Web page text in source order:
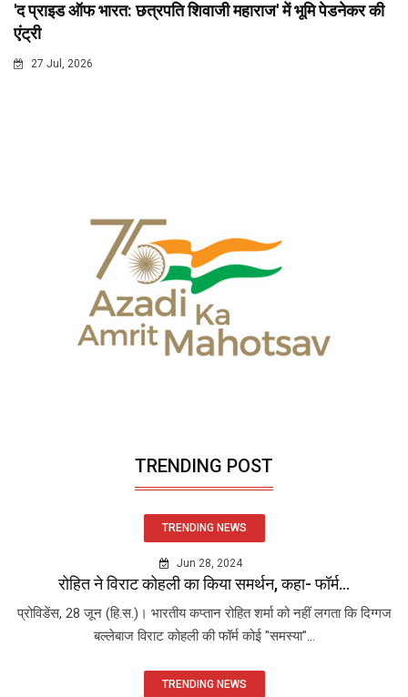
'द प्राइड ऑफ भारत: छत्रपति शिवाजी महाराज' में भूमि पेडनेकर की
एंट्री
27 Jul, 2026
TRENDING POST
TRENDING NEWS
Jun 28, 2024
रोहित ने विराट कोहली का किया समर्थन, कहा- फॉर्म...
प्रोविडेंस, 28 जून (हि.स.)। भारतीय कप्तान रोहित शर्मा को नहीं लगता कि दिग्गज
बल्लेबाज विराट कोहली की फॉर्म कोई "समस्या"...
TRENDING NEWS